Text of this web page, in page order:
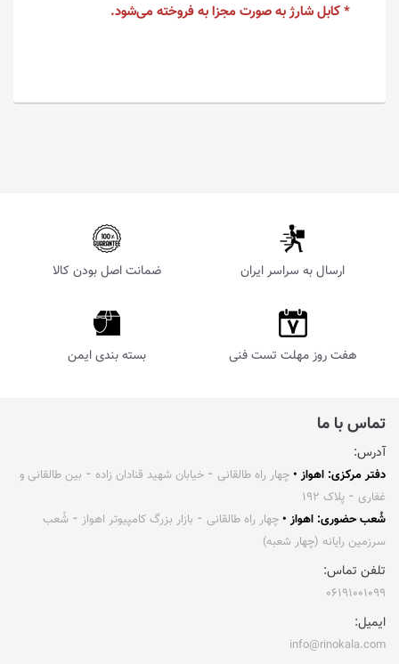
* کابل شارژ به صورت مجزا به فروخته می‌شود.
ارسال به سراسر ایران ضمانت اصل بودن کالا
هفت روز مهلت تست فنی بسته بندی ایمن
تماس با ما
آدرس:
دفتر مرکزی: اهواز • چهار راه طالقانی ⁃ خیابان شهید قنادان زاده ⁃ بین طالقانی و
غفاری ⁃ پلاک ۱۹۲
شُعب حضوری: اهواز • چهار راه طالقانی ⁃ بازار بزرگ کامپیوتر اهواز ⁃ شُعب
سرزمین رایانه (چهار شعبه)
تلفن تماس:
۰۶۱۹۱۰۰۱۰۹۹
ایمیل:
info@rinokala.com